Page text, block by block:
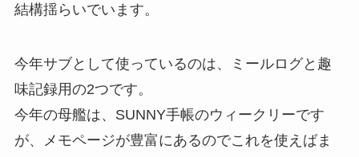
結構揺らいでいます。
今年サブとして使っているのは、ミールログと趣
味記録用の2つです。
今年の母艦は、SUNNY手帳のウィークリーです
が、メモページが豊富にあるのでこれを使えばま